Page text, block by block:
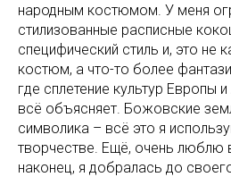
народным костюмом. У меня
стилизованные расписные
специфический стиль и, это не
костюм, а что-то более
где сплетение культур Европы
всё объясняет. Божовские
символика – всё это я
творчестве. Ещё, очень люблю
наконец, я добралась до